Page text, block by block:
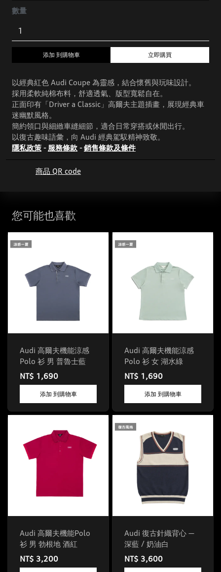
數量
添加 到購物車 立即購買
以經典紅色 Audi Coupe 為靈感，結合懷舊與玩味設計。
採用柔軟純棉布料，舒適透氣、版型寬鬆自在。
正面印有「Driver a Classic」高爾夫主題插畫，展現經典車
迷幽默風格。
簡約領口與細緻車縫細節，適合日常穿搭或休閒出行。
以復古趣味語彙，向 Audi 經典駕馭精神致敬。
隱私政策 - 服務條款 -銷售條款及條件
商品 QR code
您可能也喜歡
Audi 高爾夫機能涼感
Polo 衫 男 普魯士藍
NT$ 1,690
添加 到購物車
Audi 高爾夫機能涼感
Polo 衫 女 湖水綠
NT$ 1,690
添加 到購物車
Audi 高爾夫機能Polo
衫 男 勃根地 酒紅
NT$ 3,200
Audi 復古針織背心 —
深藍 / 奶油白
NT$ 3,600